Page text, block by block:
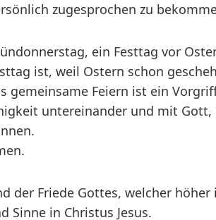
zugesprochen zu
ein Festtag vor
ist, weil Ostern schon
gemeinsame Feiern ist ein
untereinander und mit
der Friede Gottes, welcher
Sinne in Christus Jesus.